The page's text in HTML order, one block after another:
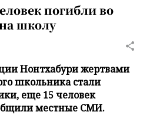
погибли во
школу
Нонтхабури жертвами
школьника стали
еще 15 человек
местные СМИ.